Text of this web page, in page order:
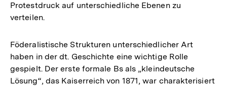
Protestdruck auf unterschiedliche Ebenen zu
verteilen.
Föderalistische Strukturen unterschiedlicher Art
haben in der dt. Geschichte eine wichtige Rolle
gespielt. Der erste formale Bs als „kleindeutsche
Lösung“, das Kaiserreich von 1871, war charakterisiert